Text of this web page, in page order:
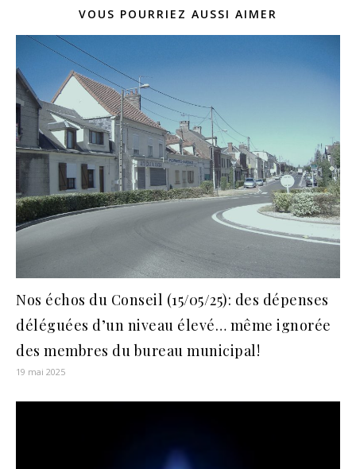
VOUS POURRIEZ AUSSI AIMER
Nos échos du Conseil (15/05/25): des dépenses
déléguées d’un niveau élevé… même ignorée
des membres du bureau municipal!
19 mai 2025